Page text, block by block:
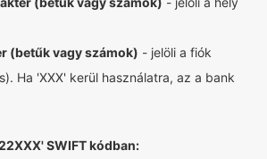
(betűk vagy számok) - jelöli a fiók
Ha 'XXX' kerül használatra, az a bank
SWIFT kódban: